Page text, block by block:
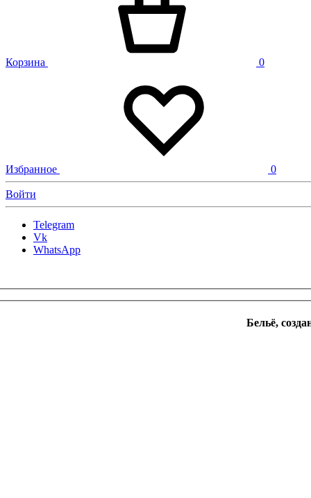
Корзина 0
Избранное 0
Войти
Telegram
Vk
WhatsApp
Бельё,